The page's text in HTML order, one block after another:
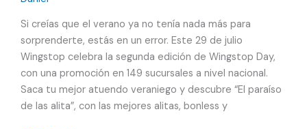
Lázaro,
El
viajero
Si creías que el verano ya no tenía nada más para
sorprenderte, estás en un error. Este 29 de julio
Wingstop celebra la segunda edición de Wingstop Day,
con una promoción en 149 sucursales a nivel nacional.
Saca tu mejor atuendo veraniego y descubre “El paraíso
de las alita”, con las mejores alitas, bonless y